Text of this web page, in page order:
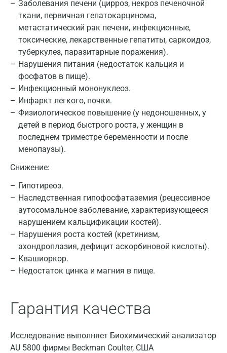
Заболевания печени (цирроз, некроз печеночной
ткани, первичная гепатокарцинома,
метастатический рак печени, инфекционные,
токсические, лекарственные гепатиты, саркоидоз,
туберкулез, паразитарные поражения).
Нарушения питания (недостаток кальция и
фосфатов в пище).
Инфекционный мононуклеоз.
Инфаркт легкого, почки.
Физиологическое повышение (у недоношенных, у
детей в период быстрого роста, у женщин в
последнем триместре беременности и после
менопаузы).
Снижение:
Гипотиреоз.
Наследственная гипофосфатаземия (рецессивное
аутосомальное заболевание, характеризующееся
нарушением кальцификации костей).
Нарушения роста костей (кретинизм,
ахондроплазия, дефицит аскорбиновой кислоты).
Квашиоркор.
Недостаток цинка и магния в пище.
Гарантия качества
Исследование выполняет Биохимический анализатор
AU 5800 фирмы Beckman Coulter, США
Москва
Санкт-Петербург
Нижний Новгород
Казань
Альметьевск
Армавир
Астрахань
Балашиха
Барнаул
Брянск
Волгоград